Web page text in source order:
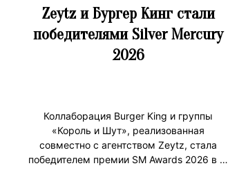
Zeytz и Бургер Кинг стали
победителями Silver Mercury
2026
Коллаборация Burger King и группы
«Король и Шут», реализованная
совместно с агентством Zeytz, стала
победителем премии SM Awards 2026 в …